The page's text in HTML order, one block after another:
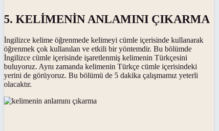
5. KELİMENİN ANLAMINI ÇIKARMA
İngilizce kelime öğrenmede kelimeyi cümle içerisinde kullanarak
öğrenmek çok kullanılan ve etkili bir yöntemdir. Bu bölümde
İngilizce cümle içerisinde işaretlenmiş kelimenin Türkçesini
buluyoruz. Aynı zamanda kelimenin Türkçe cümle içerisindeki
yerini de görüyoruz. Bu bölümü de 5 dakika çalışmamız yeterli
olacaktır.